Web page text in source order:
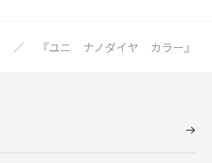
『ユニ ナノダイヤ カラー』